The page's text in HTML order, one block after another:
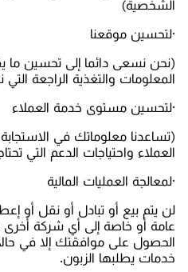
الشخصية)
·لتحسين موقعنا
(نحن نسعى دائما إلى تحسين ما
المعلومات والتغذية الراجعة
·لتحسين مستوى خدمة العملاء
(تساعدنا معلوماتك في
العملاء واحتياجات الدعم التي
·لمعالجة العمليات المالية
لن يتم بيع أو تبادل أو نقل أو
عامة أو خاصة إلى أي شركة
الحصول على موافقتك إلا في
خدمات يطلبها الزبون.